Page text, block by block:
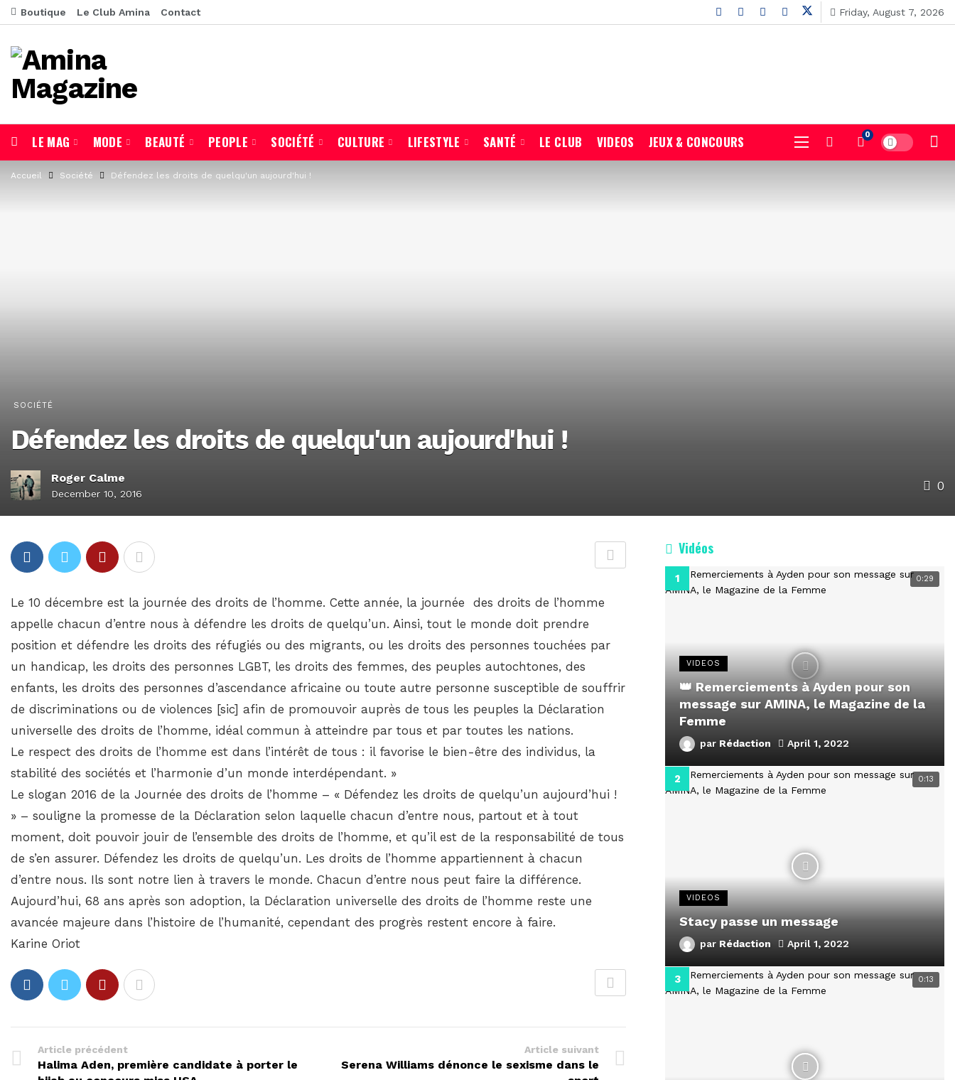
Boutique Le Club Amina Contact Friday, August 7, 2026
LE MAG MODE BEAUTÉ PEOPLE SOCIÉTÉ CULTURE LIFESTYLE SANTÉ LE CLUB VIDEOS JEUX & CONCOURS 0
Accueil Société Défendez les droits de quelqu'un aujourd'hui !
SOCIÉTÉ
Défendez les droits de quelqu'un aujourd'hui !
Roger Calme
December 10, 2016
0
Le 10 décembre est la journée des droits de l’homme. Cette année, la journée des droits de l’homme
appelle chacun d’entre nous à défendre les droits de quelqu’un. Ainsi, tout le monde doit prendre
position et défendre les droits des réfugiés ou des migrants, ou les droits des personnes touchées par
un handicap, les droits des personnes LGBT, les droits des femmes, des peuples autochtones, des
enfants, les droits des personnes d’ascendance africaine ou toute autre personne susceptible de souffrir
de discriminations ou de violences [sic] afin de promouvoir auprès de tous les peuples la Déclaration
universelle des droits de l’homme, idéal commun à atteindre par tous et par toutes les nations.
Le respect des droits de l’homme est dans l’intérêt de tous : il favorise le bien-être des individus, la
stabilité des sociétés et l’harmonie d’un monde interdépendant. »
Le slogan 2016 de la Journée des droits de l’homme – « Défendez les droits de quelqu’un aujourd’hui !
» – souligne la promesse de la Déclaration selon laquelle chacun d’entre nous, partout et à tout
moment, doit pouvoir jouir de l’ensemble des droits de l’homme, et qu’il est de la responsabilité de tous
de s’en assurer. Défendez les droits de quelqu’un. Les droits de l’homme appartiennent à chacun
d’entre nous. Ils sont notre lien à travers le monde. Chacun d’entre nous peut faire la différence.
Aujourd’hui, 68 ans après son adoption, la Déclaration universelle des droits de l’homme reste une
avancée majeure dans l’histoire de l’humanité, cependant des progrès restent encore à faire.
Karine Oriot
Article précédent
Halima Aden, première candidate à porter le
Article suivant
Serena Williams dénonce le sexisme dans le
Vidéos
0:29
VIDEOS
👑 Remerciements à Ayden pour son
message sur AMINA, le Magazine de la
Femme
par Rédaction April 1, 2022
0:13
VIDEOS
Stacy passe un message
par Rédaction April 1, 2022
0:13